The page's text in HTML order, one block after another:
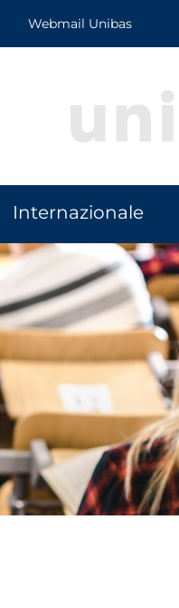
Webmail Unibas
Internazionale